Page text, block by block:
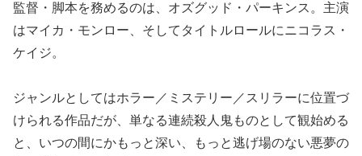
監督・脚本を務めるのは、オズグッド・パーキンス。主演
はマイカ・モンロー、そしてタイトルロールにニコラス・
ケイジ。
ジャンルとしてはホラー／ミステリー／スリラーに位置づ
けられる作品だが、単なる連続殺人鬼ものとして観始める
と、いつの間にかもっと深い、もっと逃げ場のない悪夢の